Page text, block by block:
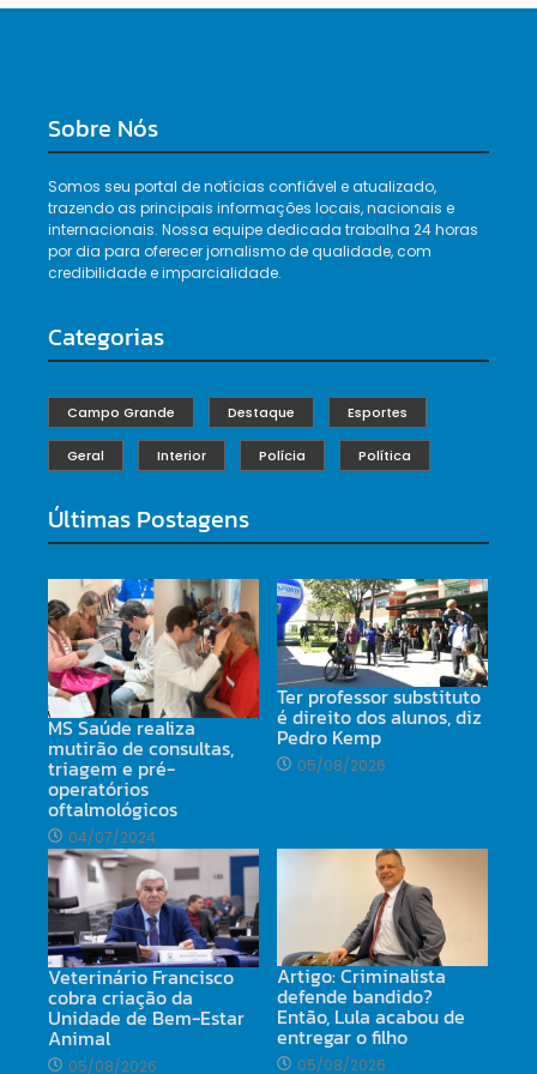
Sobre Nós
Somos seu portal de notícias confiável e atualizado,
trazendo as principais informações locais, nacionais e
internacionais. Nossa equipe dedicada trabalha 24 horas
por dia para oferecer jornalismo de qualidade, com
credibilidade e imparcialidade.
Categorias
Campo Grande Destaque Esportes
Geral Interior Polícia Política
Últimas Postagens
MS Saúde realiza
mutirão de consultas,
triagem e pré-
operatórios
oftalmológicos
04/07/2024
Ter professor substituto
é direito dos alunos, diz
Pedro Kemp
05/08/2026
Veterinário Francisco
cobra criação da
Unidade de Bem-Estar
Animal
05/08/2026
Artigo: Criminalista
defende bandido?
Então, Lula acabou de
entregar o filho
05/08/2026